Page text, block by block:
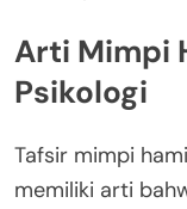
Arti Mimpi
Psikologi
Tafsir mimpi
memiliki arti